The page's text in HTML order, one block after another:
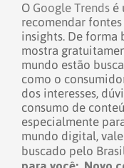
O Google Trends é
recomendar
insights. De forma
mostra
mundo estão
como o
dos interesses,
consumo de
especialmente
mundo digital,
buscado pelo